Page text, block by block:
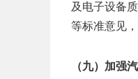
及电子设备
等标准意见
（九）加强